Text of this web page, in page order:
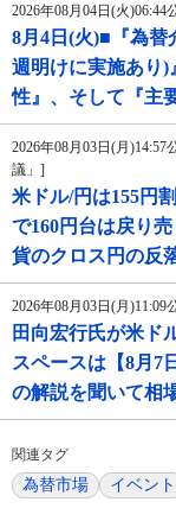
2026年08月04日(火
8月4日(火)■『為替
週明けに実施あり)
性』、そして『主
2026年08月03日(月
議」]
米ドル/円は155円
で160円台は戻り
貨のクロス円の反
2026年08月03日(月
田向宏行氏が米ド
スペースは【8月7
の解説を聞いて相
関連タグ
為替市場 イベント